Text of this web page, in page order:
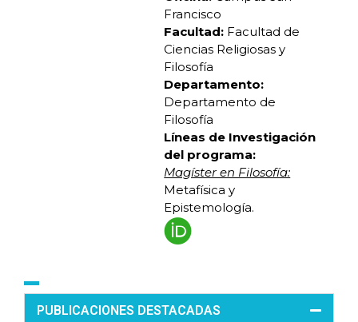
Francisco
Facultad: Facultad de
Ciencias Religiosas y
Filosofía
Departamento:
Departamento de
Filosofía
Líneas de Investigación
del programa:
Magíster en Filosofía:
Metafísica y
Epistemología.
PUBLICACIONES DESTACADAS